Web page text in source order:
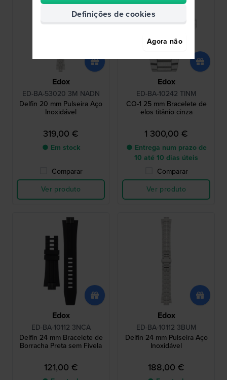
Edox
ED-BA-53020 3M NADN
Delfin 20 mm Pulseira Aço
Inoxidável
319,00 €
● Em stock
Comparar
Ver produto
Edox
ED-BA-10242 TINM
CO-1 25 mm Bracelete de
elos titânio cinza
1 300,00 €
● Entrega num prazo de
10 até 10 dias úteis
Comparar
Ver produto
Edox
ED-BA-10112 3NCA
Delfin 24 mm Bracelete de
Borracha Preta sem Fivela
121,00 €
Edox
ED-BA-10112 3BUM
Delfin 24 mm Pulseira Aço
Inoxidável
188,00 €
Definições de cookies
Agora não